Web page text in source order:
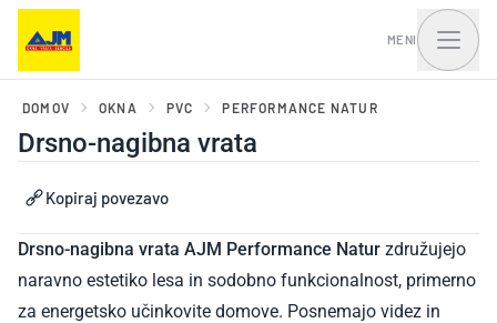
MENI
Okna, balkonska vrata
in drsni sistemi
DOMOV OKNA PVC PERFORMANCE NATUR
Drsno-nagibna vrata
Kopiraj povezavo
Drsno-nagibna vrata AJM Performance Natur združujejo
naravno estetiko lesa in sodobno funkcionalnost, primerno
za energetsko učinkovite domove. Posnemajo videz in